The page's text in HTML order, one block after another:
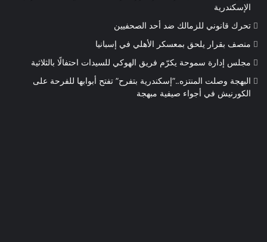
الإسكندرية
تحرك قانوني للزمالك ضد أحد الصحفيين
منصف بقرار يلحق بمعسكر الأهلي في إسبانيا
مجلس إدارة سموحة يكرّم فريق الهوكي للسيدات احتفالًا بالثلاثية
البهجة وصلت المنتزه..”إسكندرية بتفرح” تفتح أبوابها للفرحة على
الكورنيش في أجواء صيفية مبهجة